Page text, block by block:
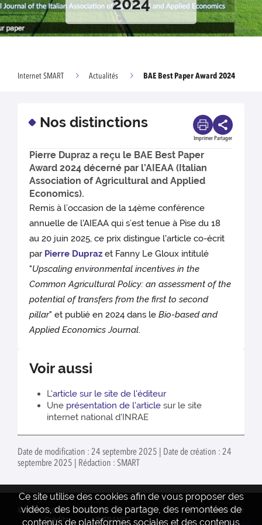
Internet SMART Actualités BAE Best Paper Award 2024
Nos distinctions
Imprimer Partager
Pierre Dupraz a reçu le BAE Best Paper
Award 2024 décerné par l’AIEAA (Italian
Association of Agricultural and Applied
Economics).
Remis à l’occasion de la 14ème conférence
annuelle de l'AIEAA qui s’est tenue à Pise du 18
au 20 juin 2025, ce prix distingue l'article co-écrit
par Pierre Dupraz et Fanny Le Gloux intitulé
"Upscaling environmental incentives in the
Common Agricultural Policy: an assessment of the
potential of transfers from the first to second
pillar" et publié en 2024 dans leBio-based and
Applied Economics Journal.
Voir aussi
L'article sur le site de l'éditeur
Une présentation de l'article sur le site
internet national d'INRAE
Date de modification : 24 septembre 2025 | Date de création : 24
septembre 2025 | Rédaction : SMART
Ce site utilise des cookies afin de vous proposer des
vidéos, des boutons de partage, des remontées de
contenus de plateformes sociales et des contenus
© INRAE 2022
Contact
Crédits
INTRANET
www.inrae.fr